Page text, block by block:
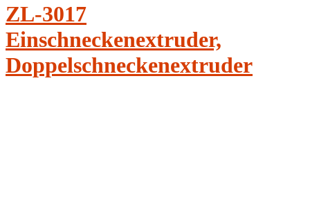
ZL-3017
Einschneckenextruder,
Doppelschneckenextruder